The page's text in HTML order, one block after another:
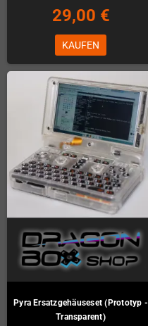
29,00 €
KAUFEN
Pyra Ersatzgehäuseset (Prototyp -
Transparent)